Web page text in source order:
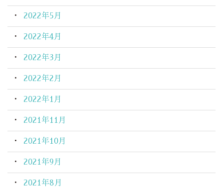
2022年5月
2022年4月
2022年3月
2022年2月
2022年1月
2021年11月
2021年10月
2021年9月
2021年8月